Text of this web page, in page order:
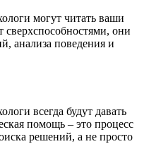
могут читать ваши
они
анализа поведения и
всегда будут давать
помощь – это процесс
решений, а не просто